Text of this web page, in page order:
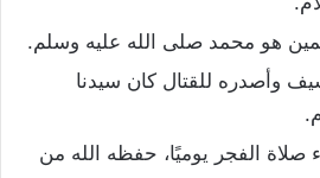
هو محمد صلى الله عليه وسلم.
وأصدره للقتال كان سيدنا
الفجر يوميًا، حفظه الله من